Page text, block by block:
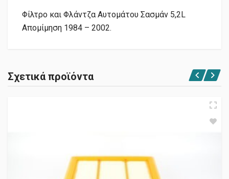
Φίλτρο και Φλάντζα Αυτομάτου Σασμάν 5,2L
Απομίμηση 1984 – 2002.
Σχετικά προϊόντα